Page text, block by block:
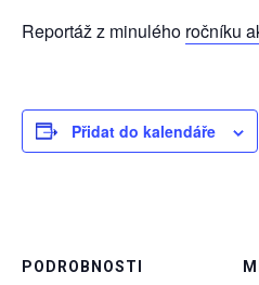
Reportáž z minulého ročníku
Přidat do kalendáře
PODROBNOSTI